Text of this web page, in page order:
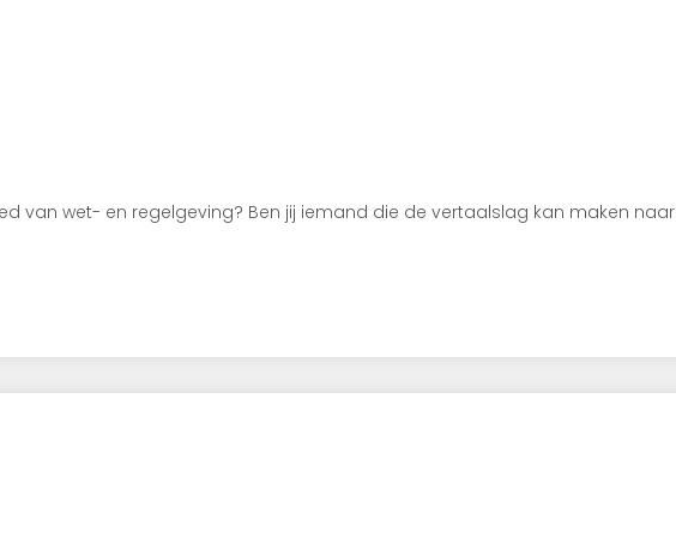
van wet- en regelgeving? Ben jij iemand die de vertaalslag kan maken naar